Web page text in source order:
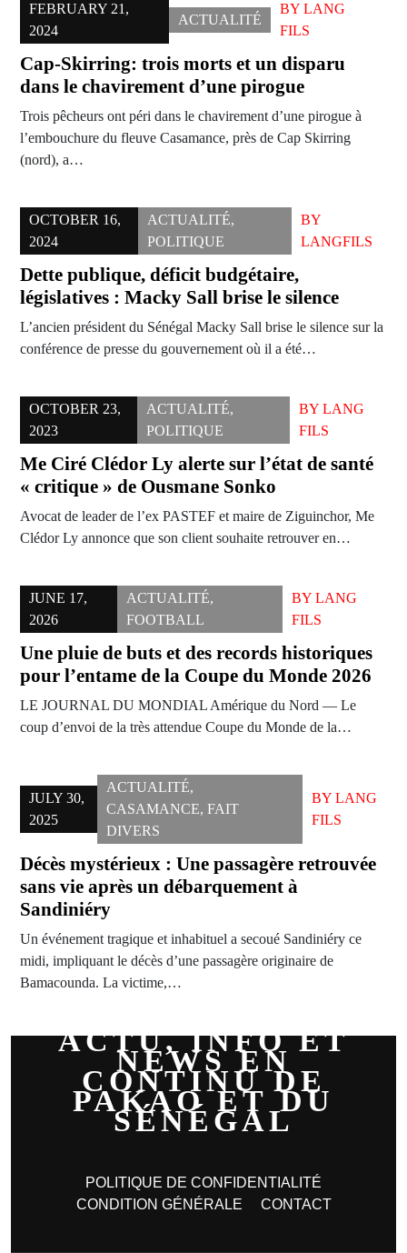
FEBRUARY 21,
2024
ACTUALITÉ
BYLANG
FILS
Cap-Skirring: trois morts et un disparu
dans le chavirement d’une pirogue
Trois pêcheurs ont péri dans le chavirement d’une pirogue à
l’embouchure du fleuve Casamance, près de Cap Skirring
(nord), a…
OCTOBER 16,
2024
ACTUALITÉ,
POLITIQUE
BY
LANGFILS
Dette publique, déficit budgétaire,
législatives : Macky Sall brise le silence
L’ancien président du Sénégal Macky Sall brise le silence sur la
conférence de presse du gouvernement où il a été…
OCTOBER 23,
2023
ACTUALITÉ,
POLITIQUE
BY LANG
FILS
Me Ciré Clédor Ly alerte sur l’état de santé
« critique » de Ousmane Sonko
Avocat de leader de l’ex PASTEF et maire de Ziguinchor, Me
Clédor Ly annonce que son client souhaite retrouver en…
JUNE 17,
2026
ACTUALITÉ,
FOOTBALL
BYLANG
FILS
Une pluie de buts et des records historiques
pour l’entame de la Coupe du Monde 2026
LE JOURNAL DU MONDIAL Amérique du Nord — Le
coup d’envoi de la très attendue Coupe du Monde de la…
JULY 30,
2025
ACTUALITÉ,
CASAMANCE, FAIT
DIVERS
BYLANG
FILS
Décès mystérieux : Une passagère retrouvée
sans vie après un débarquement à
Sandiniéry
Un événement tragique et inhabituel a secoué Sandiniéry ce
midi, impliquant le décès d’une passagère originaire de
Bamacounda. La victime,…
ACTU, INFO ET
NEWS EN
CONTINU DE
PAKAO ET DU
SÉNÉGAL
POLITIQUE DE CONFIDENTIALITÉ
CONDITION GÉNÉRALE
CONTACT